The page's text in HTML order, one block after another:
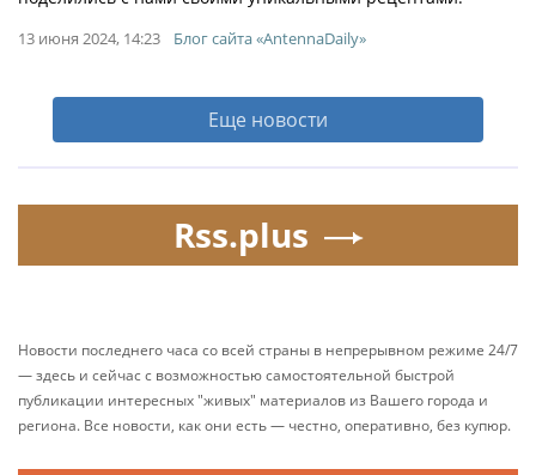
13 июня 2024, 14:23 Блог сайта «AntennaDaily»
Еще новости
Rss.plus
Новости последнего часа со всей страны в непрерывном режиме 24/7
— здесь и сейчас с возможностью самостоятельной быстрой
публикации интересных "живых" материалов из Вашего города и
региона. Все новости, как они есть — честно, оперативно, без купюр.